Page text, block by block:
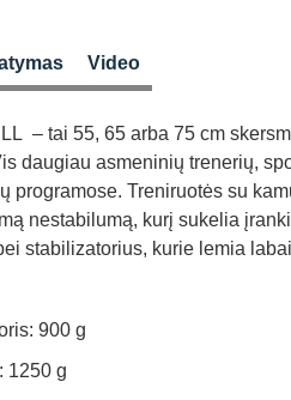
Video
– tai 55, 65 arba 75 cm
daugiau asmeninių trenerių,
programose. Treniruotės su
nestabilumą, kurį sukelia
stabilizatorius, kurie lemia
900 g
1250 g